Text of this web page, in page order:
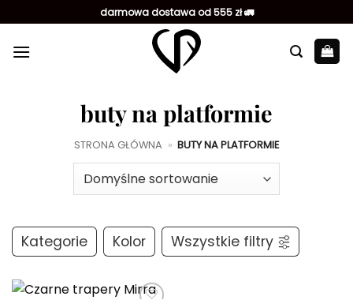
do
zawartości
darmowa dostawa od 555 zł 🚛
buty na platformie
STRONA GŁÓWNA » BUTY NA PLATFORMIE
Kategorie Kolor Wszystkie filtry